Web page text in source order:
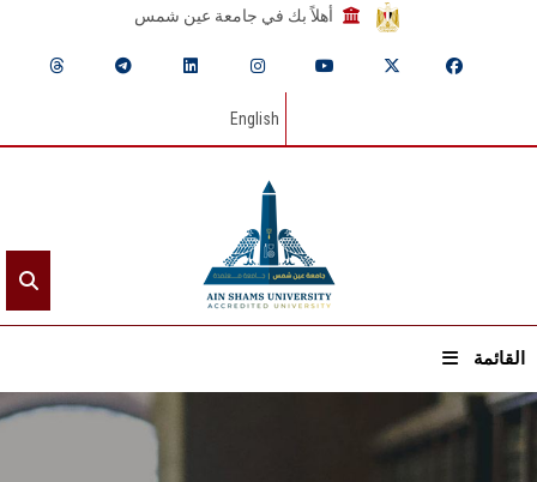
أهلاً بك في جامعة عين شمس
English
القائمة
الرئيسيـة